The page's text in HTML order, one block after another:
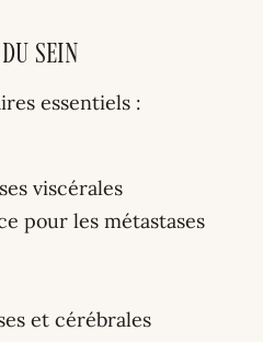
sein
essentiels :
viscérales
pour les métastases
et cérébrales